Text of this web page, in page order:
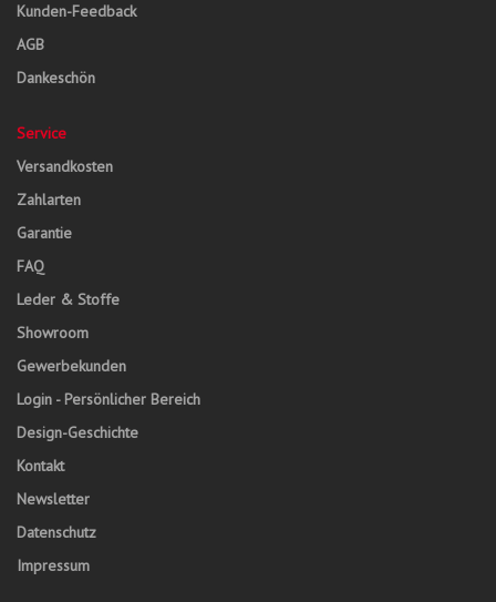
Kunden-Feedback
AGB
Dankeschön
Service
Versandkosten
Zahlarten
Garantie
FAQ
Leder & Stoffe
Showroom
Gewerbekunden
Login - Persönlicher Bereich
Design-Geschichte
Kontakt
Newsletter
Datenschutz
Impressum